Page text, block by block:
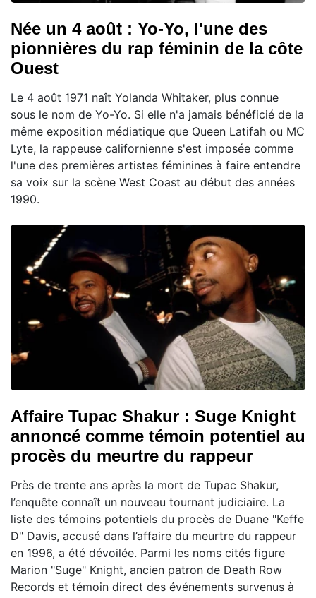
Née un 4 août : Yo-Yo, l'une des
pionnières du rap féminin de la côte
Ouest
Le 4 août 1971 naît Yolanda Whitaker, plus connue
sous le nom de Yo-Yo. Si elle n'a jamais bénéficié de la
même exposition médiatique que Queen Latifah ou MC
Lyte, la rappeuse californienne s'est imposée comme
l'une des premières artistes féminines à faire entendre
sa voix sur la scène West Coast au début des années
1990.
Affaire Tupac Shakur : Suge Knight
annoncé comme témoin potentiel au
procès du meurtre du rappeur
Près de trente ans après la mort de Tupac Shakur,
l’enquête connaît un nouveau tournant judiciaire. La
liste des témoins potentiels du procès de Duane "Keffe
D" Davis, accusé dans l’affaire du meurtre du rappeur
en 1996, a été dévoilée. Parmi les noms cités figure
Marion "Suge" Knight, ancien patron de Death Row
Records et témoin direct des événements survenus à